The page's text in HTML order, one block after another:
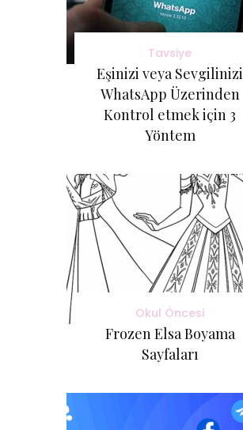
Tavsiye
Eşinizi veya Sevgilinizi
WhatsApp Üzerinden
Kontrol etmek için 3
Yöntem
Okul Öncesi
Frozen Elsa Boyama
Sayfaları